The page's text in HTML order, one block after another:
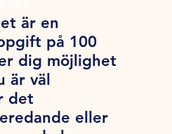
är en
på 100
dig möjlighet
är väl
det
eller